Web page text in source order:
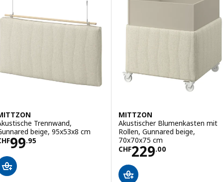
Trennwand,
beige, 95x53x8 cm
99.95
CHF 99.95
MITTZON
Akustischer Blumenkasten mit
Rollen, Gunnared beige,
70x70x75 cm
CHF229.00
Preis CHF